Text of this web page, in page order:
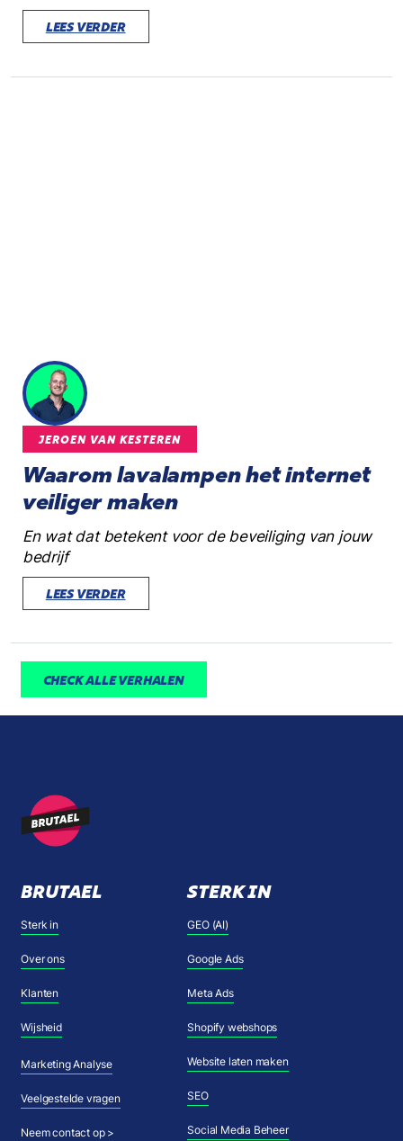
LEES VERDER
JEROEN VAN KESTEREN
Waarom lavalampen het internet
veiliger maken
En wat dat betekent voor de beveiliging van jouw
bedrijf
LEES VERDER
CHECK ALLE VERHALEN
BRUTAEL
Sterk in
Over ons
Klanten
Wijsheid
Marketing Analyse
Veelgestelde vragen
Neem contact op >
STERK IN
GEO (AI)
Google Ads
Meta Ads
Shopify webshops
Website laten maken
SEO
Social Media Beheer